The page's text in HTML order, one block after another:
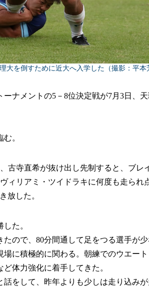
大を倒すために近大へ入学した（撮影：平本
ナメントの5－8位決定戦が7月3日、
。
古寺直希が抜け出し先制すると、ブレ
ィリアミ・ツイドラキに何度も走られ
放した。
た。
ので、80分間通して足をつる選手が
に積極的に関わる。朝練でのウエー
体力強化に着手してきた。
をして、昨年よりも少しは走り込み